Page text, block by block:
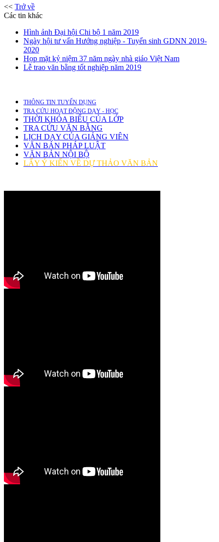
<< Trở về
Các tin khác
Hình ảnh Đại hội Chi bộ 1 năm 2019
Ngày hội tư vấn Hướng nghiệp - Tuyển sinh GDNN 2019-
2020
Họp mặt kỷ niệm 37 năm ngày nhà giáo Việt Nam
Lễ trao văn bằng tốt nghiệp năm 2019
THÔNG TIN TUYỂN DỤNG
TRA CỨU HOẠT ĐỘNG DẠY - HỌC
THỜI KHÓA BIỂU CỦA LỚP
TRA CỨU VĂN BẰNG
LỊCH DẠY CỦA GIẢNG VIÊN
VĂN BẢN PHÁP LUẬT
VĂN BẢN NỘI BỘ
LẤY Ý KIẾN VỀ DỰ THẢO VĂN BẢN